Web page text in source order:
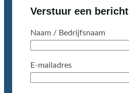
Verstuur een bericht
Naam / Bedrijfsnaam
E-mailadres